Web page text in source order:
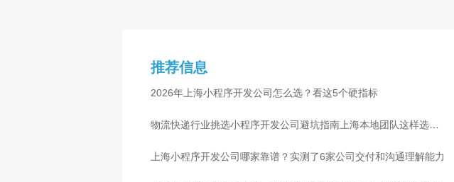
推荐信息
2026年上海小程序开发公司怎么选？看这5个硬指标
物流快递行业挑选小程序开发公司避坑指南上海本地团队这样选放
心
上海小程序开发公司哪家靠谱？实测了6家公司交付和沟通理解能力